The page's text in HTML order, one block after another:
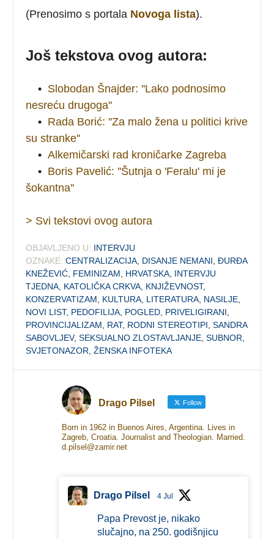
(Prenosimo s portala Novoga lista).
Još tekstova ovog autora:
• Slobodan Šnajder: ''Lako podnosimo
nesreću drugoga''
• Rada Borić: ''Za malo žena u politici krive
su stranke''
• Alkemičarski rad kroničarke Zagreba
• Boris Pavelić: ''Šutnja o 'Feralu' mi je
šokantna''
> Svi tekstovi ovog autora
OBJAVLJENO U: INTERVJU
OZNAKE: CENTRALIZACIJA DISANJE NEMANI ,ĐURĐA
KNEŽEVIĆ FEMINIZAM HRVATSKA INTERVJU
TJEDNA KATOLIČKA CRKVA KNJIŽEVNOST,
KONZERVATIZAM
KULTURA LITERATURA NASILJE
NOVI LIST, PEDOFILIJA POGLED PRIVELIGIRANI
PROVINCIJALIZAM
RAT, RODNI STEREOTIPI ,SANDRA
SABOVLJEV,SEKSUALNO ZLOSTAVLJANJE ,SUBNOR
SVJETONAZOR ,ŽENSKA INFOTEKA
Drago Pilsel Follow
Born in 1962 in Buenos Aires, Argentina. Lives in
Zagreb, Croatia. Journalist and Theologian. Married.
d.pilsel@zamir.net
Drago Pilsel 4 Jul
Papa Prevost je, nikako
slučajno, na 250. godišnjicu